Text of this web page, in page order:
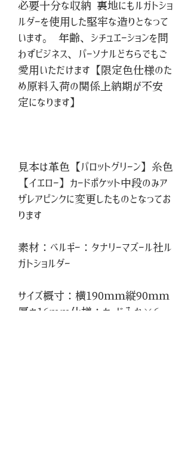
必要十分な収納 裏地にもルガトショ
ルダーを使用した堅牢な造りとなって
います。 年齢、シチュエーションを問
わずビジネス、パーソナルどちらでもご
愛用いただけます【限定色仕様のた
め原料入荷の関係上納期が不安
定になります】
見本は革色【パロットグリーン】糸色
【イエロー】カードポケット中段のみア
ザレアピンクに変更したものとなってお
ります
素材：ベルギー：タナリーマズール社ル
ガトショルダー
サイズ概寸：横190ｍｍ縦90ｍｍ
厚さ16mm仕様：カード入れ×6